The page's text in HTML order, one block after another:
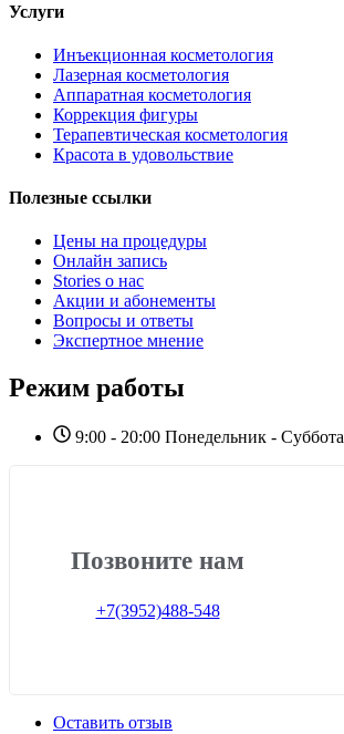
Услуги
Инъекционная косметология
Лазерная косметология
Аппаратная косметология
Коррекция фигуры
Терапевтическая косметология
Красота в удовольствие
Полезные ссылки
Цены на процедуры
Онлайн запись
Stories о нас
Акции и абонементы
Вопросы и ответы
Экспертное мнение
Режим работы
9:00 - 20:00 Понедельник - Суббота
Позвоните нам
+7(3952)488-548
Оставить отзыв